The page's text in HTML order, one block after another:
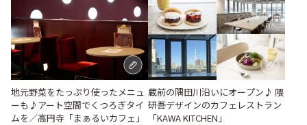
地元野菜をたっぷり使ったメニュ
ーも♪アート空間でくつろぎタイ
ムを／高円寺「まぁるいカフェ」
蔵前の隅田川沿いにオープン♪ 隈
研吾デザインのカフェレストラン
「KAWA KITCHEN」